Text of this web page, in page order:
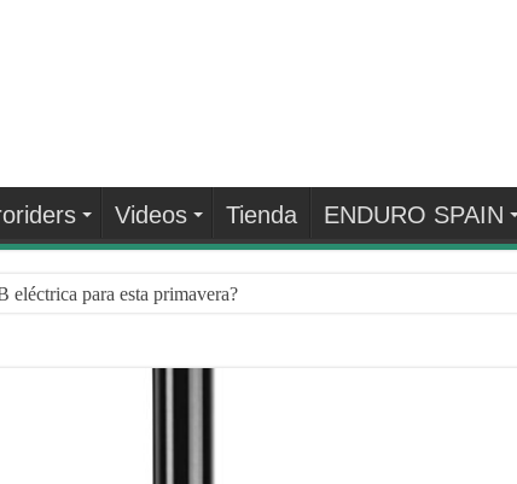
Videos Tienda ENDURO SPAIN
eléctrica para esta primavera?
CUANDO LLEGA EL INVIERNO?